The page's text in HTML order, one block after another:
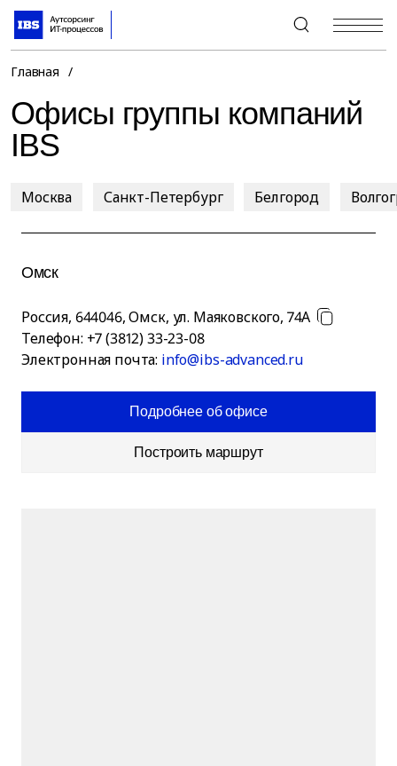
+7 (495) 967-80-80
Главная /
Офисы группы компаний
IBS
Москва Санкт-Петербург Белгород
Омск
Россия, 644046,Омск, ул. Маяковского, 74А
Телефон: +7 (3812) 33-23-08
Электронная почта: info@ibs-advanced.ru
Подробнее об офисе
Построить маршрут